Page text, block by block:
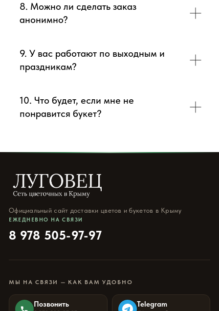
8. Можно ли сделать заказ
анонимно?
9. У вас работают по выходным и
праздникам?
10. Что будет, если мне не
понравится букет?
Официальный сайт доставки цветов и букетов в Крыму
ЕЖЕДНЕВНО НА СВЯЗИ
8 978 505-97-97
МЫ НА СВЯЗИ — КАК ВАМ УДОБНО
Позвонить Telegram